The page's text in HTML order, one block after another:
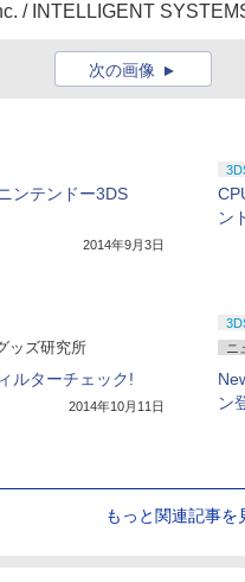
/ INTELLIGENT
次の画像
ンテンドー3DS
2014年9月3日
ン
ッズ研究所
ルターチェック!
2014年10月11日
ニ
ン
もっと関連記事を